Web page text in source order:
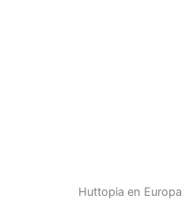
Huttopia en Europa